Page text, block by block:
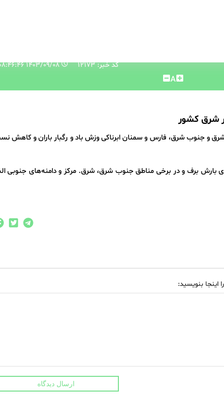
کد خبر: 12173 ۱۴۰۳/۰۹/۰۸ ۰۸:۴۶:۴۶
A
و جنوب شرق، فارس و سمنان ابرناکی وزش باد و رگبار باران و کاهش
بارش برف و در برخی مناطق جنوب شرق، شرق. مرکز و دامنه‌های جنوبی
اینجا بنویسید:
ارسال دیدگاه